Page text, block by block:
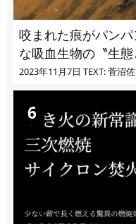
咬まれた痕がパン
な吸血生物の〝生
ユ・ヌカカ】
2023年11月7日 TEXT: 菅沼